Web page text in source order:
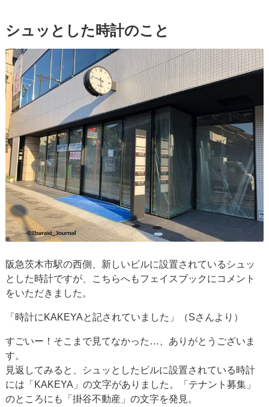
シュッとした時計のこと
阪急茨木市駅の西側、新しいビルに設置されているシュッ
とした時計ですが、こちらへもフェイスブックにコメント
をいただきました。
「時計にKAKEYAと記されていました」（Sさんより）
すごいー！そこまで見てなかった…、ありがとうございま
す。
見返してみると、シュッとしたビルに設置されている時計
には「KAKEYA」の文字がありました。「テナント募集」
のところにも「掛谷不動産」の文字を発見。